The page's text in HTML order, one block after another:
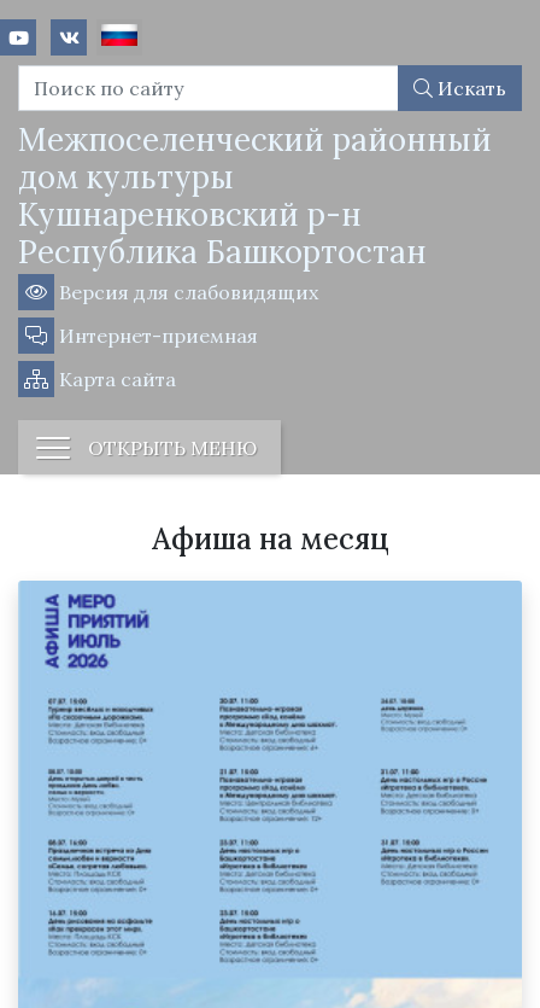
Искать
Межпоселенческий районный
дом культуры
Кушнаренковский р-н
Республика Башкортостан
Версия для слабовидящих
Интернет-приемная
Карта сайта
ОТКРЫТЬ МЕНЮ
Афиша на месяц